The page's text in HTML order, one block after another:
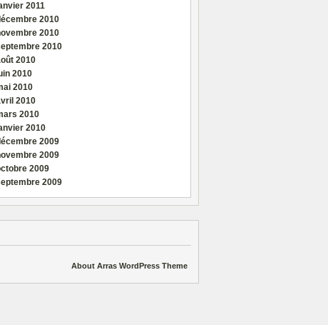
2011
2010
2010
2010
2010
2010
2010
2010
2010
2010
2009
2009
2009
2009
About Arras WordPress Theme